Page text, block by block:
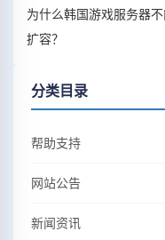
为什么韩国游戏服务器
扩容？
分类目录
帮助支持
网站公告
新闻资讯